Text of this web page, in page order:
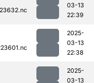
03-13
22:39
2025-
03-13
22:38
2025-
03-13